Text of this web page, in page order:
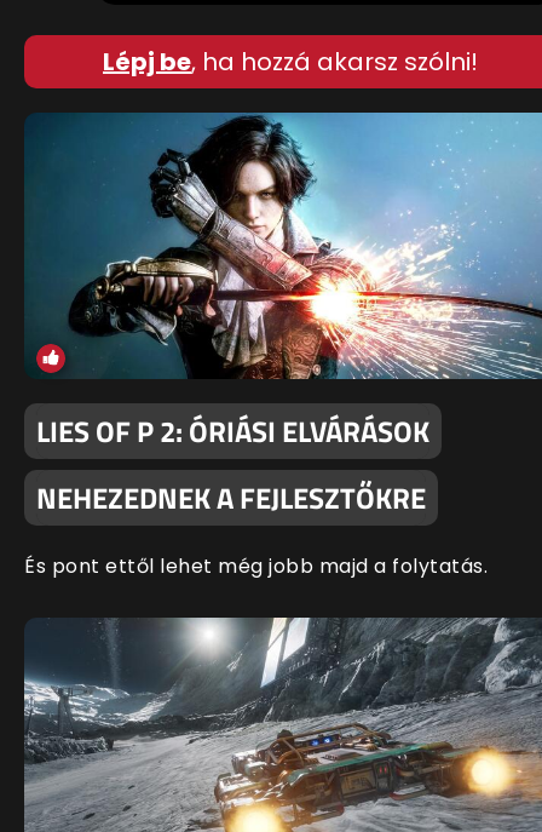
Lépj be, ha hozzá akarsz szólni!
LIES OF P 2: ÓRIÁSI ELVÁRÁSOK
NEHEZEDNEK A FEJLESZTŐKRE
És pont ettől lehet még jobb majd a folytatás.